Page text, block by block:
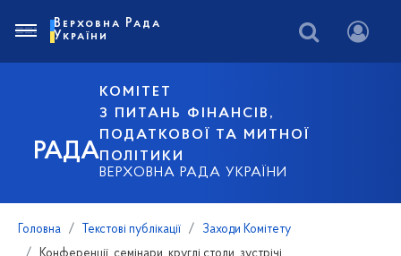
РАДА
КОМІТЕТ
З ПИТАНЬ ФІНАНСІВ,
ПОДАТКОВОЇ ТА МИТНОЇ
ПОЛІТИКИ
ВЕРХОВНА РАДА УКРАЇНИ
Верховна Рада
України
Головна Текстові публікації
Заходи Комітету